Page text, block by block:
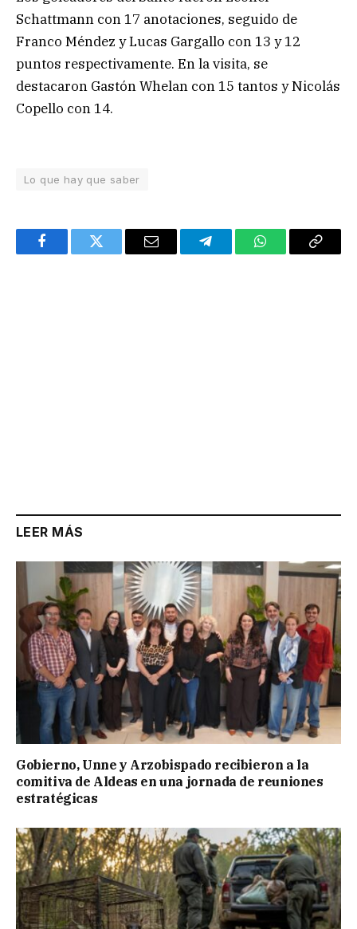
Schattmann con 17 anotaciones, seguido de
Franco Méndez y Lucas Gargallo con 13 y 12
puntos respectivamente. En la visita, se
destacaron Gastón Whelan con 15 tantos y Nicolás
Copello con 14.
Lo que hay que saber
FacebookTwitter Email TelegramWhatsAppCopy
LEER MÁS
Gobierno, Unne y Arzobispado recibieron a la
comitiva de Aldeas en una jornada de reuniones
estratégicas